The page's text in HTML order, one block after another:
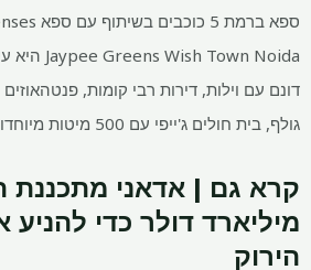
דונם עם וילות, דירות רבי קומות,
גולף, בית חולים ג'ייפי עם 500 מיטות מיוחדות ובית ספר.
מיליארד דולר כדי
הירוק